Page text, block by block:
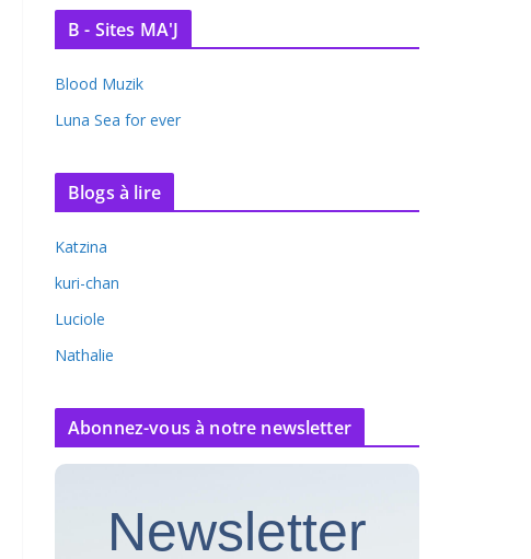
B - Sites MA'J
Blood Muzik
Luna Sea for ever
Blogs à lire
Katzina
kuri-chan
Luciole
Nathalie
Abonnez-vous à notre newsletter
Newsletter